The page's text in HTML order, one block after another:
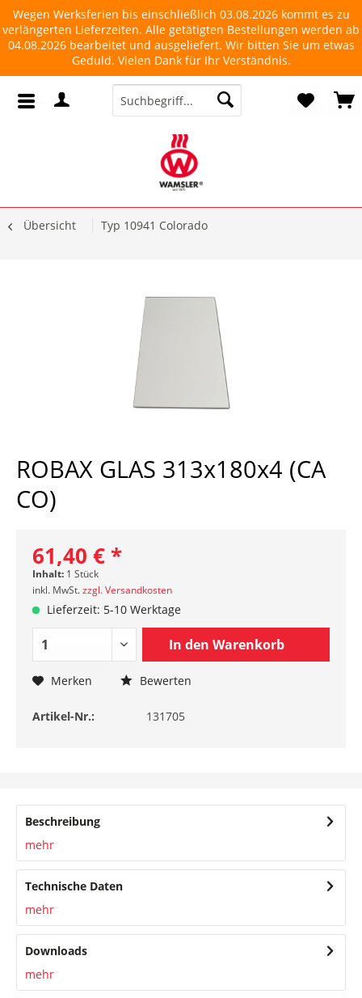
Wegen Werksferien bis einschließlich 03.08.2026 kommt es zu
verlängerten Lieferzeiten. Alle getätigten Bestellungen werden ab
04.08.2026 bearbeitet und ausgeliefert. Wir bitten Sie um etwas
Geduld. Vielen Dank für Ihr Verständnis.
Übersicht Typ 10941 Colorado
ROBAX GLAS 313x180x4 (CA
CO)
61,40 € *
Inhalt: 1 Stück
inkl. MwSt.zzgl. Versandkosten
Lieferzeit: 5-10 Werktage
In den Warenkorb
Merken Bewerten
Artikel-Nr.: 131705
Beschreibung
mehr
Technische Daten
mehr
Downloads
mehr